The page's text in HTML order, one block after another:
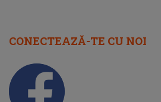
CONECTEAZĂ-TE CU NOI